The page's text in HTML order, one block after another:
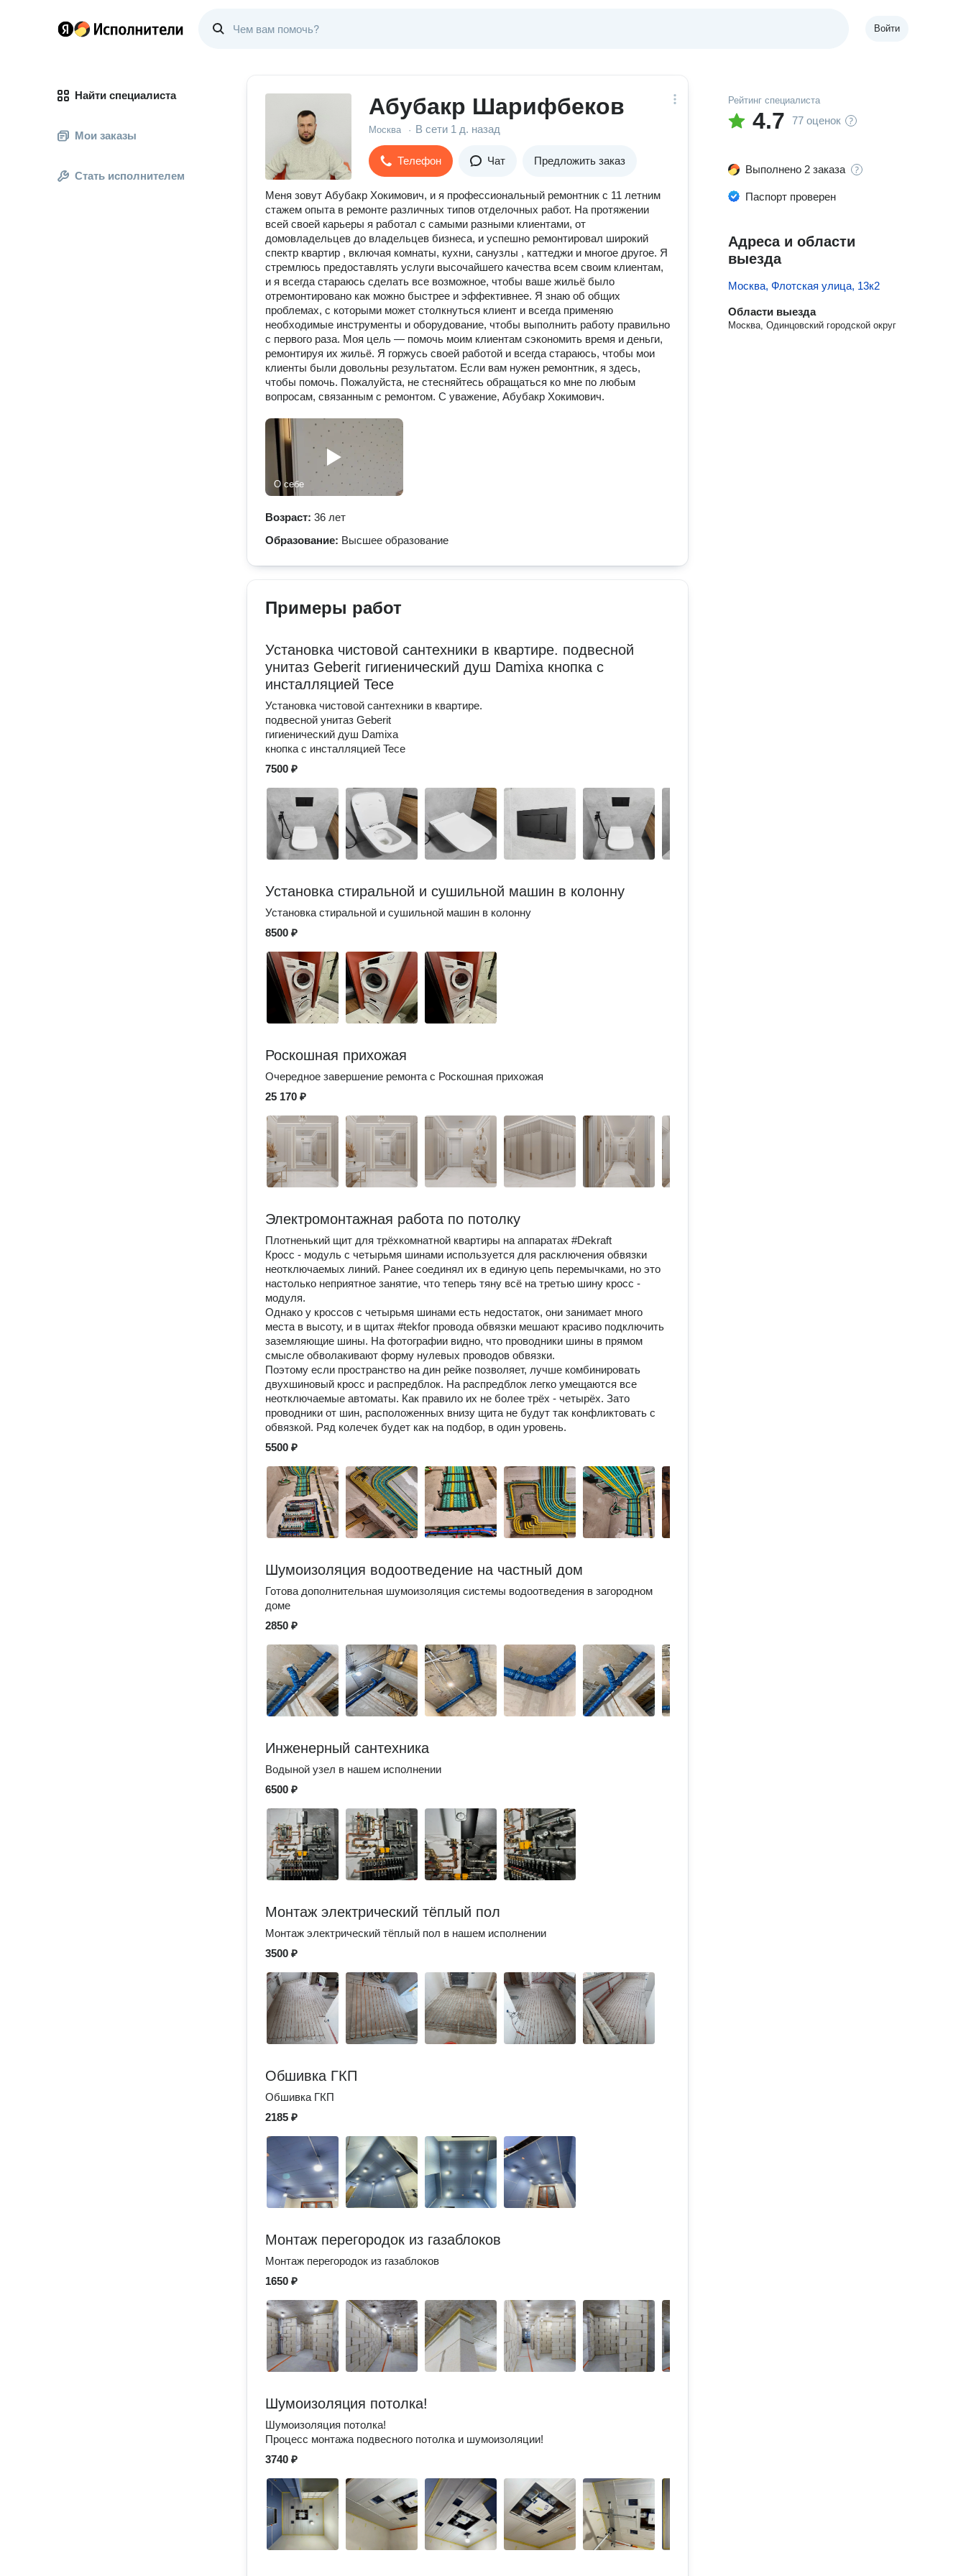
Войти
Найти специалиста
Мои заказы
Стать исполнителем
Абубакр Шарифбеков
Москва · В сети 1 д. назад
Телефон Чат Предложить заказ
Меня зовут Абубакр Хокимович, и я профессиональный ремонтник с 11 летним
стажем опыта в ремонте различных типов отделочных работ. На протяжении
всей своей карьеры я работал с самыми разными клиентами, от
домовладельцев до владельцев бизнеса, и успешно ремонтировал широкий
спектр квартир , включая комнаты, кухни, санузлы , каттеджи и многое другое. Я
стремлюсь предоставлять услуги высочайшего качества всем своим клиентам,
и я всегда стараюсь сделать все возможное, чтобы ваше жильё было
отремонтировано как можно быстрее и эффективнее. Я знаю об общих
проблемах, с которыми может столкнуться клиент и всегда применяю
необходимые инструменты и оборудование, чтобы выполнить работу правильно
с первого раза. Моя цель — помочь моим клиентам сэкономить время и деньги,
ремонтируя их жильё. Я горжусь своей работой и всегда стараюсь, чтобы мои
клиенты были довольны результатом. Если вам нужен ремонтник, я здесь,
чтобы помочь. Пожалуйста, не стесняйтесь обращаться ко мне по любым
вопросам, связанным с ремонтом. С уважение, Абубакр Хокимович.
О себе
Возраст: 36 лет
Образование: Высшее образование
Примеры работ
Установка чистовой сантехники в квартире. подвесной
унитаз Geberit гигиенический душ Damixa кнопка с
инсталляцией Tece
Установка чистовой сантехники в квартире.
подвесной унитаз Geberit
гигиенический душ Damixa
кнопка с инсталляцией Tece
7500 ₽
Установка стиральной и сушильной машин в колонну
Установка стиральной и сушильной машин в колонну
8500 ₽
Роскошная прихожая
Очередное завершение ремонта с Роскошная прихожая
25 170 ₽
Электромонтажная работа по потолку
Плотненький щит для трёхкомнатной квартиры на аппаратах #Dekraft
Кросс - модуль с четырьмя шинами используется для расключения обвязки
неотключаемых линий. Ранее соединял их в единую цепь перемычками, но это
настолько неприятное занятие, что теперь тяну всё на третью шину кросс -
модуля.
Однако у кроссов с четырьмя шинами есть недостаток, они занимает много
места в высоту, и в щитах #tekfor провода обвязки мешают красиво подключить
заземляющие шины. На фотографии видно, что проводники шины в прямом
смысле обволакивают форму нулевых проводов обвязки.
Поэтому если пространство на дин рейке позволяет, лучше комбинировать
двухшиновый кросс и распредблок. На распредблок легко умещаются все
неотключаемые автоматы. Как правило их не более трёх - четырёх. Зато
проводники от шин, расположенных внизу щита не будут так конфликтовать с
обвязкой. Ряд колечек будет как на подбор, в один уровень.
5500 ₽
Шумоизоляция водоотведение на частный дом
Готова дополнительная шумоизоляция системы водоотведения в загородном
доме
2850 ₽
Инженерный сантехника
Водыной узел в нашем исполнении
6500 ₽
Монтаж электрический тёплый пол
Монтаж электрический тёплый пол в нашем исполнении
3500 ₽
Обшивка ГКП
Обшивка ГКП
2185 ₽
Монтаж перегородок из газаблоков
Монтаж перегородок из газаблоков
1650 ₽
Шумоизоляция потолка!
Шумоизоляция потолка!
Процесс монтажа подвесного потолка и шумоизоляции!
3740 ₽
Рейтинг специалиста
4.7 77 оценок
Выполнено 2 заказа
Паспорт проверен
Адреса и области
выезда
Москва, Флотская улица, 13к2
Области выезда
Москва, Одинцовский городской округ